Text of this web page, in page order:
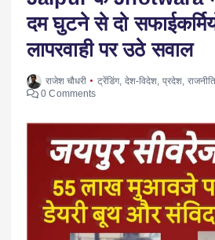
दम घुटने से दो
लापरवाही पर उठे सवाल
राजेश चौधरी ट्रेंडिंग, देश-विदेश प्रदेश राजनीति
0 Comments